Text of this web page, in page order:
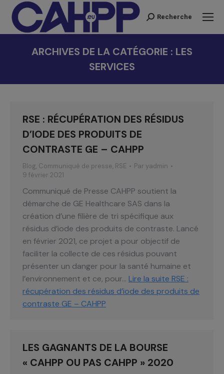
Recherche
Recherche
ARCHIVES DE LA CATÉGORIE : LES
SERVICES
RSE : RÉCUPÉRATION DES RÉSIDUS
D’IODE DES PRODUITS DE
CONTRASTE GE – CAHPP
Blog, Communiqué de presse, RSE Par yadmin
9 février 2021
Communiqué de Presse CAHPP soutient la
démarche de GE Healthcare SAS dans la
création d’une filière de tri spécifique aux
résidus d’iode des produits de contraste. Lancé
en février 2021, ce projet a pour objectif de
faciliter la collecte de ces résidus pouvant
présenter un danger pour la santé humaine et
l’environnement et ce, pour… Lire la suite RSE :
récupération des résidus d’iode des produits de
contraste GE – CAHPP
LES GAGNANTS DE LA BOURSE
« CAHPP OU PAS CAHPP » 2020